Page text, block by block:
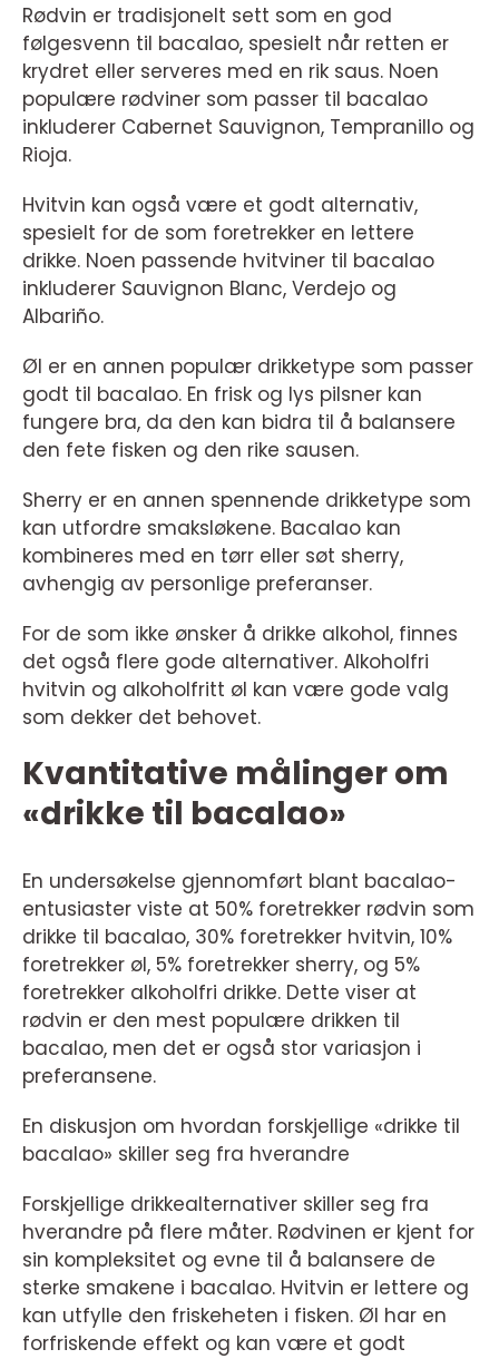
Rødvin er tradisjonelt sett som en god
følgesvenn til bacalao, spesielt når retten er
krydret eller serveres med en rik saus. Noen
populære rødviner som passer til bacalao
inkluderer Cabernet Sauvignon, Tempranillo og
Rioja.
Hvitvin kan også være et godt alternativ,
spesielt for de som foretrekker en lettere
drikke. Noen passende hvitviner til bacalao
inkluderer Sauvignon Blanc, Verdejo og
Albariño.
Øl er en annen populær drikketype som passer
godt til bacalao. En frisk og lys pilsner kan
fungere bra, da den kan bidra til å balansere
den fete fisken og den rike sausen.
Sherry er en annen spennende drikketype som
kan utfordre smaksløkene. Bacalao kan
kombineres med en tørr eller søt sherry,
avhengig av personlige preferanser.
For de som ikke ønsker å drikke alkohol, finnes
det også flere gode alternativer. Alkoholfri
hvitvin og alkoholfritt øl kan være gode valg
som dekker det behovet.
Kvantitative målinger om
«drikke til bacalao»
En undersøkelse gjennomført blant bacalao-
entusiaster viste at 50% foretrekker rødvin som
drikke til bacalao, 30% foretrekker hvitvin, 10%
foretrekker øl, 5% foretrekker sherry, og 5%
foretrekker alkoholfri drikke. Dette viser at
rødvin er den mest populære drikken til
bacalao, men det er også stor variasjon i
preferansene.
En diskusjon om hvordan forskjellige «drikke til
bacalao» skiller seg fra hverandre
Forskjellige drikkealternativer skiller seg fra
hverandre på flere måter. Rødvinen er kjent for
sin kompleksitet og evne til å balansere de
sterke smakene i bacalao. Hvitvin er lettere og
kan utfylle den friskeheten i fisken. Øl har en
forfriskende effekt og kan være et godt